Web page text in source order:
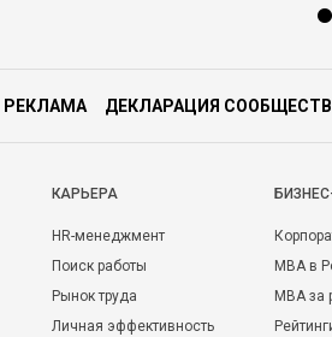
РЕКЛАМА ДЕКЛАРАЦИЯ
КАРЬЕРА
HR-менеджмент
Поиск работы
Рынок труда
Личная эффективность
MBA в
MBA